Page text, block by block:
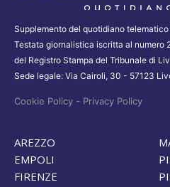
Supplemento del quotidiano telematico
Testata giornalistica iscritta al numero
del Registro Stampa del Tribunale di
Sede legale: Via Cairoli, 30 - 57123
Cookie Policy - Privacy Policy
AREZZO
EMPOLI
FIRENZE